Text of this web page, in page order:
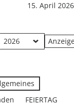
15. April 2026
FEIERTAG